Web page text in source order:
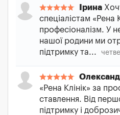
Ірина
спеціалістам «Рена
професіоналізм. У
нашої родини ми
підтримку та...
«Рена Клінік» за
ставлення. Від
підтримку і